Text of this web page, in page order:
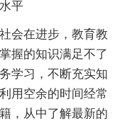
平
会在进步，教育教
握的知识满足不了
学习，不断充实知
用空余的时间经常
，从中了解最新的